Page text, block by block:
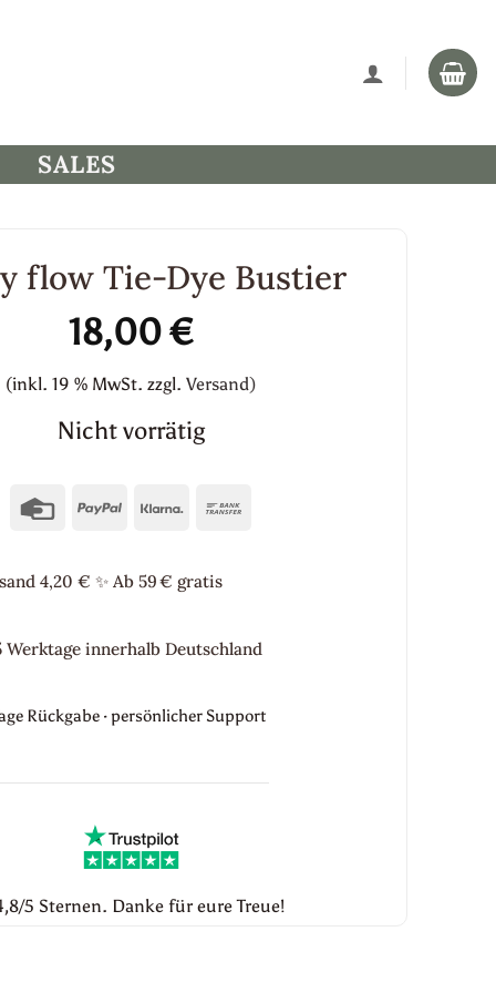
SALES
flow Tie-Dye Bustier
18,00€
(inkl. 19 % MwSt. zzgl. Versand)
Nicht vorrätig
CreditPayPalKlarna
4,20 € ✨Ab 59 € gratis
Werktage innerhalb Deutschland
Rückgabe · persönlicher Support
5 Sternen. Danke für eure Treue!